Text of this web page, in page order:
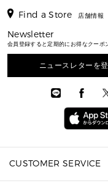
ウェア
アクセサリー
アクセサリー
メンズ バッグ
メンズ 財布・小物
メンズ シューズ
メンズ ウェア
メンズ 時計・その他
▶ メンズすべて
メンズバッグ
メンズ財布・小物
メンズアクセサリー
メンズウェア
トラベル
通勤・通学アイテム
3 IN 1 / 2 IN 1 バッグ
▶ メンズすべて
▶ メンズすべて
▶ メンズすべて
▶ メンズすべて
シューズレビュー ▸
新着
日本限定
▶ バッグすべて
通勤・通学アイテム
3 IN 1 バッグ
ミニ財布・フラグメン
▶ 小物すべて
財布・小物
時計・ジュエリー
アクセサリー
▶ すべて
スタイリング
エディターレビュー
Find a Store 店舗情報
Newsletter
会員登録すると定期的にお得なクーポ
ニュースレターを
CUSTOMER SERVICE